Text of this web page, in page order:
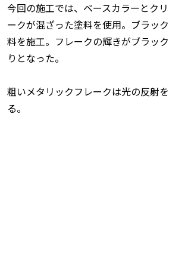
今回の施工では、ベースカラーとク
ークが混ざった塗料を使用。ブラッ
料を施工。フレークの輝きがブラッ
りとなった。
粗いメタリックフレークは光の反射
る。